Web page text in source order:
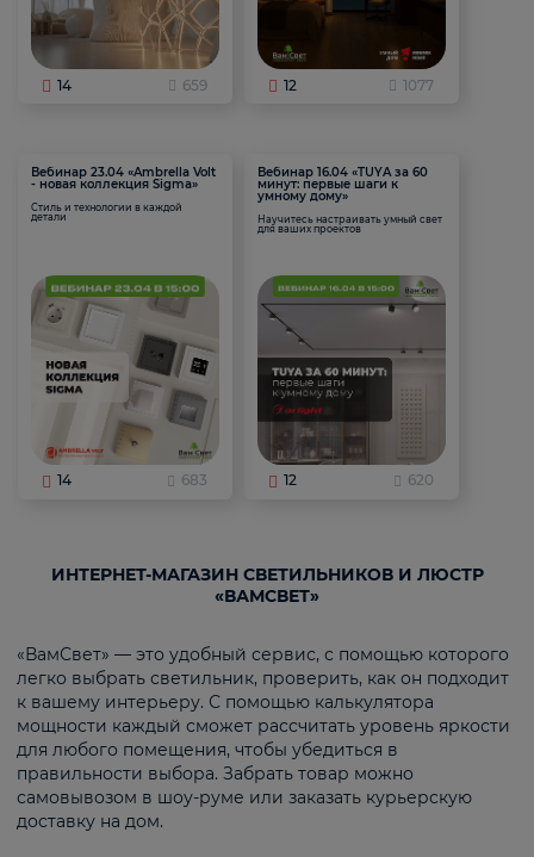
14 659 12 1077
Вебинар 23.04 «Ambrella Volt
- новая коллекция Sigma»
Стиль и технологии в каждой
детали
14 683
Вебинар 16.04 «TUYA за 60
минут: первые шаги к
умному дому»
Научитесь настраивать умный свет
для ваших проектов
12 620
ИНТЕРНЕТ-МАГАЗИН СВЕТИЛЬНИКОВ И ЛЮСТР
«ВАМСВЕТ»
«ВамСвет» — это удобный сервис, с помощью которого
легко выбрать светильник, проверить, как он подходит
к вашему интерьеру. С помощью калькулятора
мощности каждый сможет рассчитать уровень яркости
для любого помещения, чтобы убедиться в
правильности выбора. Забрать товар можно
самовывозом в шоу-руме или заказать курьерскую
доставку на дом.